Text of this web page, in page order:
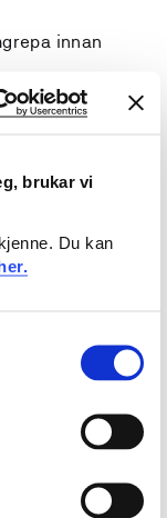
brukar vi
Du kan
innan
statistikk
av SPSS
data